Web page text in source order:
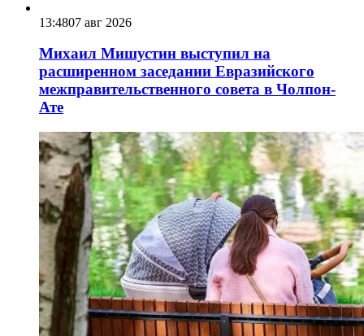
13:4807 авг 2026
Михаил Мишустин выступил на
расширенном заседании Евразийского
межправительственного совета в Чолпон-
Ате